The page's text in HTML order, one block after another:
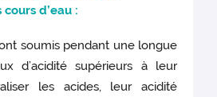
d’eau :
soumis pendant une longue
d’acidité supérieurs à leur
les acides, leur acidité